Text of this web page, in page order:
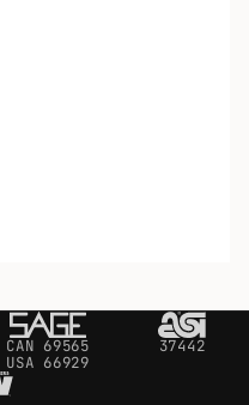
CAN 69565
USA 66929
37442